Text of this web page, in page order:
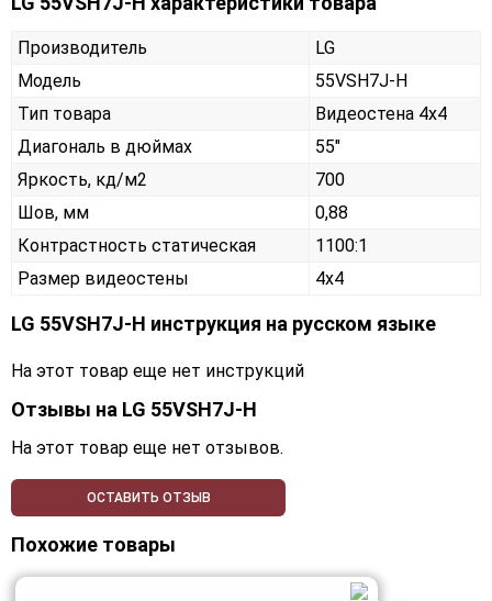
Производитель
LG
Модель
55VSH7J-H
Тип товара
Видеостена 4х4
Диагональ в дюймах
55"
Яркость, кд/м2
700
Шов, мм
0,88
Контрастность статическая
1100:1
Размер видеостены
4x4
LG 55VSH7J-H инструкция на русском языке
На этот товар еще нет инструкций
Отзывы на LG 55VSH7J-H
На этот товар еще нет отзывов.
ОСТАВИТЬ ОТЗЫВ
Похожие товары